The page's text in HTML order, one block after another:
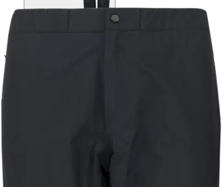
Valittu koko: